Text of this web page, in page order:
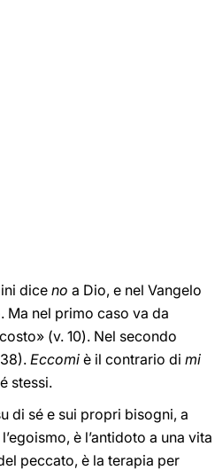
dice no a Dio, e nel Vangelo
Ma nel primo caso va da
(v. 10). Nel secondo
Eccomi è il contrario di mi
stessi.
di sé e sui propri bisogni, a
è l’antidoto a una vita
peccato, è la terapia per